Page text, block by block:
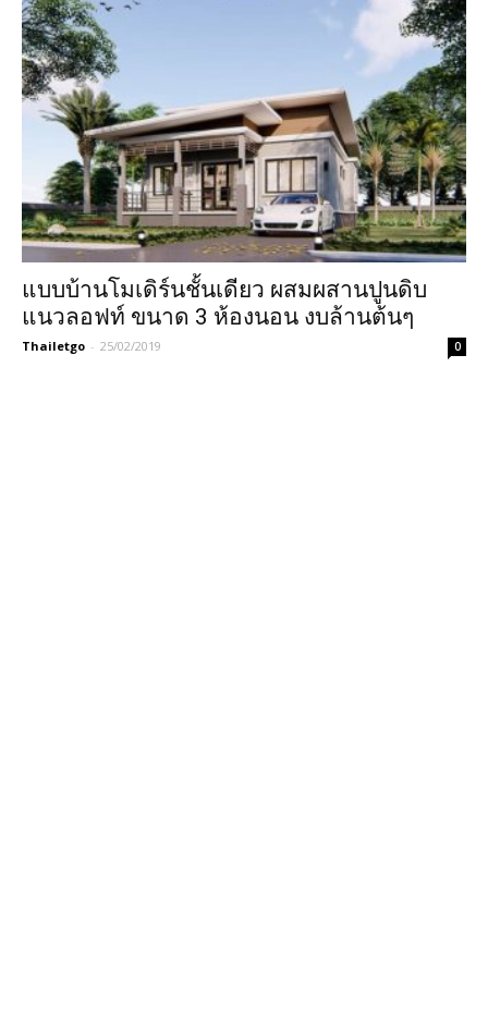
แบบบ้านโมเดิร์นชั้นเดียว ผสมผสานปูนดิบ
แนวลอฟท์ ขนาด 3 ห้องนอน งบล้านต้นๆ
Thailetgo - 25/02/2019 0